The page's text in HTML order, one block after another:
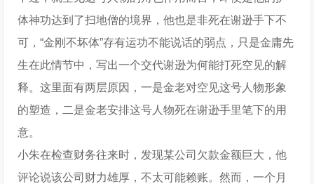
体神功达到了扫地僧的境界，他也是非死在谢逊手下不
可，“金刚不坏体”存有运功不能说话的弱点，只是金庸先
生在此情节中，写出一个交代谢逊为何能打死空见的解
释。这里面有两层原因，一是金老对空见这号人物形象
的塑造，二是金老安排这号人物死在谢逊手里笔下的用
意。
小朱在检查财务往来时，发现某公司欠款金额巨大，他
评论说该公司财力雄厚，不太可能赖账。然而，一个月